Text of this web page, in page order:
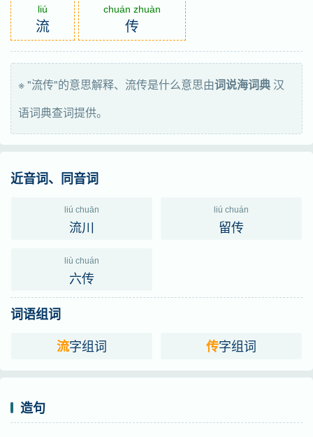
liú
流
chuán zhuàn
传
※ "流传"的意思解释、流传是什么意思由词说海词典 汉
语词典查词提供。
近音词、同音词
liú chuān
流川
liú chuán
留传
liù chuán
六传
词语组词
流字组词 传字组词
造句